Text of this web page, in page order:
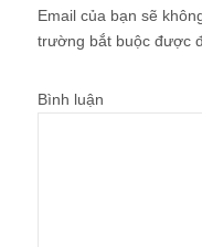
Email của bạn sẽ
trường bắt buộc được
Bình luận